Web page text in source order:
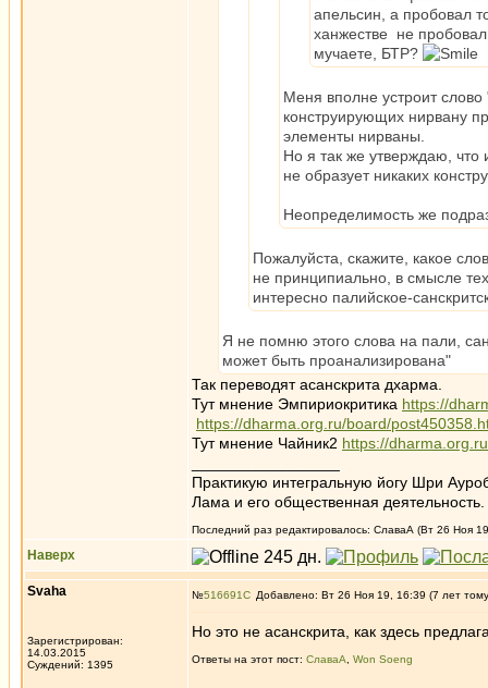
апельсин, а пробовал
ханжестве не
мучаете, БТР?
Меня вполне устроит слово
конструирующих нирвану
элементы нирваны.
Но я так же утверждаю, что
не образует никаких
Неопределимость же
Пожалуйста, скажите, какое
не принципиально, в смысле
интересно палийское-
Я не помню этого слова на пали,
может быть проанализирована"
Так переводят асанскрита дхарма.
Тут мнение Эмпириокритика https://
https://dharma.org.ru/board/
Тут мнение Чайник2 https://
Практикую интегральную йогу Шри
Лама и его общественная деятельность.
Последний раз редактировалось: СлаваА (Вт 26 Ноя
Наверх
Svaha
Зарегистрирован:
14.03.2015
Суждений: 1395
№516691 Добавлено: Вт 26 Ноя 19, 16:39 (7 лет
Но это не асанскрита, как здесь
Ответы на этот пост: СлаваА Won Soeng